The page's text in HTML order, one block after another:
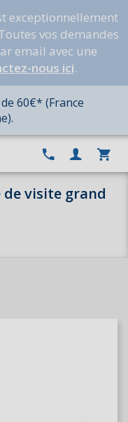
exceptionnellement
vos demandes
email avec une
nous ici.
60€* (France
de visite grand